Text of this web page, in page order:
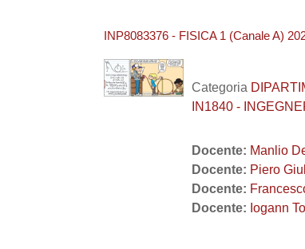
INP8083376 - FISICA 1 (Canale A)
Categoria
IN1840 -
Docente: Manlio
Docente: Piero
Docente:
Docente: Iogann